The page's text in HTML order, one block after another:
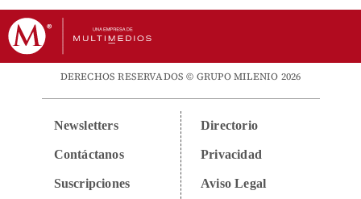
DERECHOS RESERVADOS © GRUPO MILENIO 2026
Newsletters
Contáctanos
Suscripciones
Directorio
Privacidad
Aviso Legal